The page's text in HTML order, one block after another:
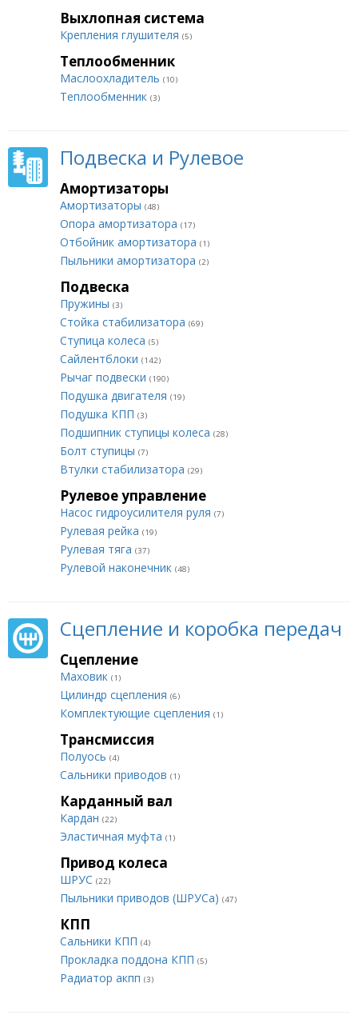
Выхлопная система
Крепления глушителя (5)
Теплообменник
Маслоохладитель (10)
Теплообменник (3)
Подвеска и Рулевое
Амортизаторы
Амортизаторы (48)
Опора амортизатора (17)
Отбойник амортизатора (1)
Пыльники амортизатора (2)
Подвеска
Пружины (3)
Стойка стабилизатора (69)
Ступица колеса (5)
Сайлентблоки (142)
Рычаг подвески (190)
Подушка двигателя (19)
Подушка КПП (3)
Подшипник ступицы колеса (28)
Болт ступицы (7)
Втулки стабилизатора (29)
Рулевое управление
Насос гидроусилителя руля (7)
Рулевая рейка (19)
Рулевая тяга (37)
Рулевой наконечник (48)
Сцепление и коробка передач
Сцепление
Маховик (1)
Цилиндр сцепления (6)
Комплектующие сцепления (1)
Трансмиссия
Полуось (4)
Сальники приводов (1)
Карданный вал
Кардан (22)
Эластичная муфта (1)
Привод колеса
ШРУС (22)
Пыльники приводов (ШРУСа) (47)
КПП
Сальники КПП (4)
Прокладка поддона КПП (5)
Радиатор акпп (3)